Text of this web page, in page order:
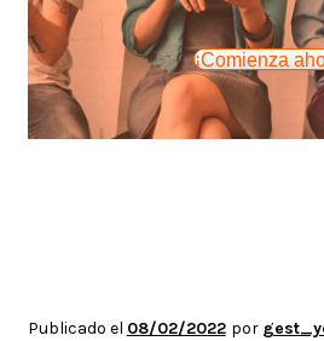
¡Comienza
Publicado el 08/02/2022 por